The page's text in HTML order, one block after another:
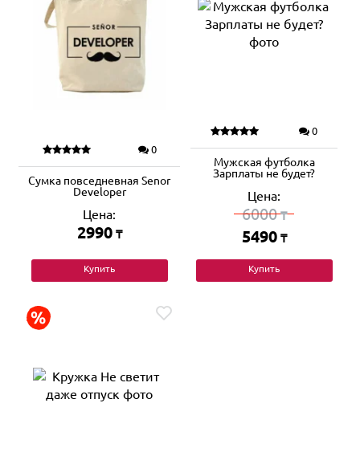
0
Сумка повседневная Senor
Developer
Цена:
2990 ₸
Купить
0
Мужская футболка
Зарплаты не будет?
Цена:
6000₸
5490 ₸
Купить